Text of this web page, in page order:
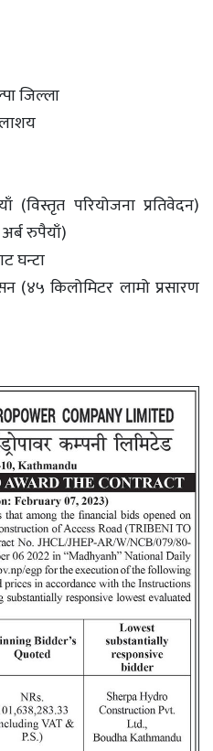
जिल्ला
परियोजना प्रतिवेदन)
रुपैयाँ)
घन्टा
(४५ किलोमिटर लामो प्रसारण